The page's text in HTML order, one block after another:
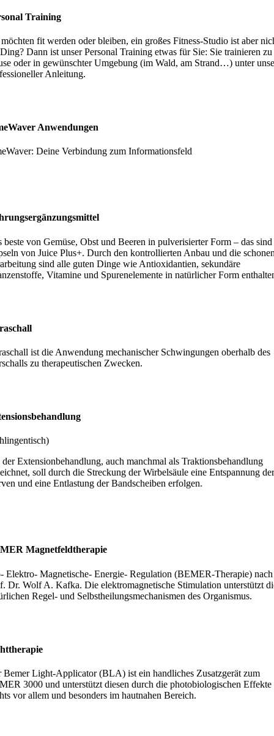
Training
fit werden oder bleiben, ein großes Fitness-Studio ist aber
Dann ist unser Personal Training etwas für Sie: Sie trainieren zu
oder in gewünschter Umgebung (im Wald, am Strand…) unter
Anleitung.
Anwendungen
Deine Verbindung zum Informationsfeld
beste von Gemüse, Obst und Beeren in pulverisierter Form – das
von Juice Plus+. Durch den kontrollierten Anbau und die
sind alle guten Dinge wie Antioxidantien, sekundäre
Vitamine und Spurenelemente in natürlicher Form
ist die Anwendung mechanischer Schwingungen oberhalb des
zu therapeutischen Zwecken.
Extensionbehandlung, auch manchmal als Traktionsbehandlung
soll durch die Streckung der Wirbelsäule eine Entspannung der
und eine Entlastung der Bandscheiben erfolgen.
Magnetfeldtherapie
Elektro- Magnetische- Energie- Regulation (BEMER-Therapie) nach
Dr. Wolf A. Kafka. Die elektromagnetische Stimulation unterstützt
Regel- und Selbstheilungsmechanismen des Organismus.
Bemer Light-Applicator (BLA) ist ein handliches Zusatzgerät zum
3000 und unterstützt diesen durch die photobiologischen Effekte
vor allem und besonders im hautnahen Bereich.